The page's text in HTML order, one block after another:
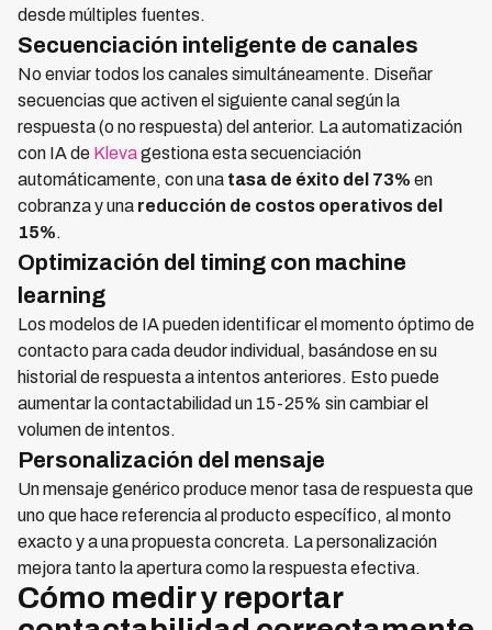
desde múltiples fuentes.
Secuenciación inteligente de canales
No enviar todos los canales simultáneamente. Diseñar
secuencias que activen el siguiente canal según la
respuesta (o no respuesta) del anterior. La automatización
con IA de Klevagestiona esta secuenciación
automáticamente, con una tasa de éxito del 73% en
cobranza y una reducción de costos operativos del
15%.
Optimización del timing con machine
learning
Los modelos de IA pueden identificar el momento óptimo de
contacto para cada deudor individual, basándose en su
historial de respuesta a intentos anteriores. Esto puede
aumentar la contactabilidad un 15-25% sin cambiar el
volumen de intentos.
Personalización del mensaje
Un mensaje genérico produce menor tasa de respuesta que
uno que hace referencia al producto específico, al monto
exacto y a una propuesta concreta. La personalización
mejora tanto la apertura como la respuesta efectiva.
Cómo medir y reportar